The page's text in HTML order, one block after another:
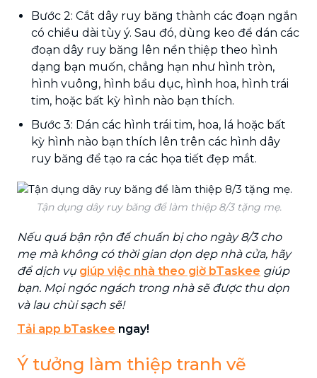
Bước 2: Cắt dây ruy băng thành các đoạn ngắn
có chiều dài tùy ý. Sau đó, dùng keo để dán các
đoạn dây ruy băng lên nền thiệp theo hình
dạng bạn muốn, chẳng hạn như hình tròn,
hình vuông, hình bầu dục, hình hoa, hình trái
tim, hoặc bất kỳ hình nào bạn thích.
Bước 3: Dán các hình trái tim, hoa, lá hoặc bất
kỳ hình nào bạn thích lên trên các hình dây
ruy băng để tạo ra các họa tiết đẹp mắt.
Tận dụng dây ruy băng để làm thiệp 8/3 tặng mẹ.
Nếu quá bận rộn để chuẩn bị cho ngày 8/3 cho
mẹ mà không có thời gian dọn dẹp nhà cửa, hãy
để dịch vụ giúp việc nhà theo giờ bTaskee giúp
bạn. Mọi ngóc ngách trong nhà sẽ được thu dọn
và lau chùi sạch sẽ!
Tải app bTaskee ngay!
Ý tưởng làm thiệp tranh vẽ